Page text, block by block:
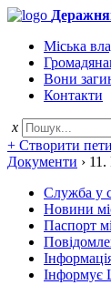
Міська
Вони
Контакти
x
+ Створити
Документи ›
Служба у
Новини
Паспорт